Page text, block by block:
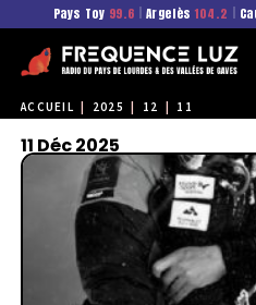
Pays Toy 99.6 Argelès 104.2
ACCUEIL 2025 12 11
11 Déc 2025